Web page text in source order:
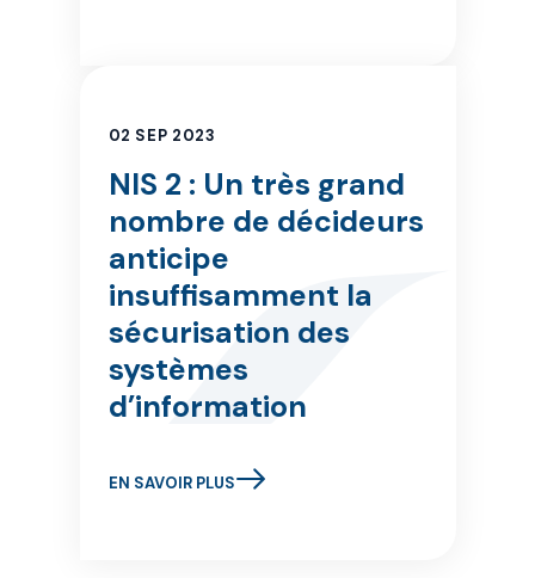
02 SEP 2023
NIS 2 : Un très grand
nombre de décideurs
anticipe
insuffisamment la
sécurisation des
systèmes
d’information
EN SAVOIR PLUS